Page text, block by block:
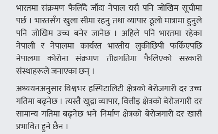
भारतमा संक्रमण फैलिँदै जाँदा नेपाल यसै पनि जोखिम सूचीमा
पर्छ । भारतसँग खुला सीमा रहनु तथा व्यापार ठूलो मात्रामा हुनुले
पनि जोखिम उच्च बनेर जानेछ । अहिले पनि भारतमा रहेका
नेपाली र नेपालमा कार्यरत भारतीय लुकीछिपी फर्किएपछि
नेपालमा कोरोना संक्रमण तीव्रगतिमा फैलिएको सरकारी
संस्थाहरूले जनाएका छन् ।
अध्ययनअनुसार विश्वभर हस्पिटालिटी क्षेत्रको बेरोजगारी दर उच्च
गतिमा बढ्नेछ । त्यस्तै खुद्रा व्यापार, वित्तीइ क्षेत्रको बेरोजगारी दर
सामान्य गतिमा बढ्नेछ भने निर्माण क्षेत्रको बेरोजगारी दर खासै
प्रभावित हुने छैन ।